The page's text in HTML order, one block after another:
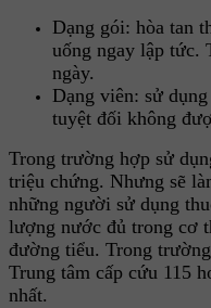
Dạng gói: hòa tan
uống ngay lập tức.
ngày.
Dạng viên: sử
tuyệt đối không
Trong trường hợp sử
triệu chứng. Nhưng sẽ
những người sử dụng
lượng nước đủ trong cơ
đường tiểu. Trong
Trung tâm cấp cứu 115
nhất.